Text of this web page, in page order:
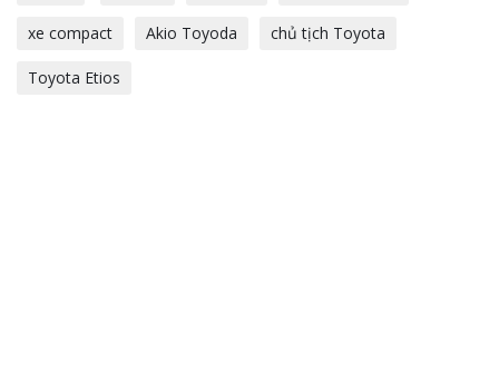
xe compact Akio Toyoda chủ tịch Toyota
Toyota Etios